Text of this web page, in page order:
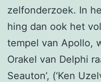
zelfonderzoek. In
hing dan ook het
tempel van Apollo,
Orakel van Delphi
Seauton’, (‘Ken